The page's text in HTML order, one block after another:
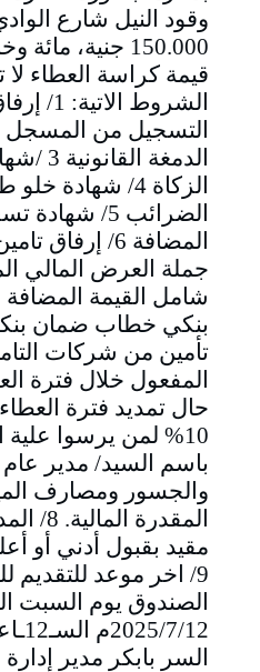
وقود النيل شارع
150.000 جنية،
قيمة كراسة العطاء
الشروط
الدمغة
الزكاة 4/ شهادة
الضرائب 5/
جملة العرض المالي
شامل القيمة
بنكي خطاب ضمان
تأمين من شركات
المفعول خلال فترة
حال تمديد فترة
10% لمن يرسوا
باسم السيد/ مدير
المقدرة
مقيد بقبول أدني أو
9/ اخر موعد للتقديم
الصندوق يوم السبت
السر بابكر مدير